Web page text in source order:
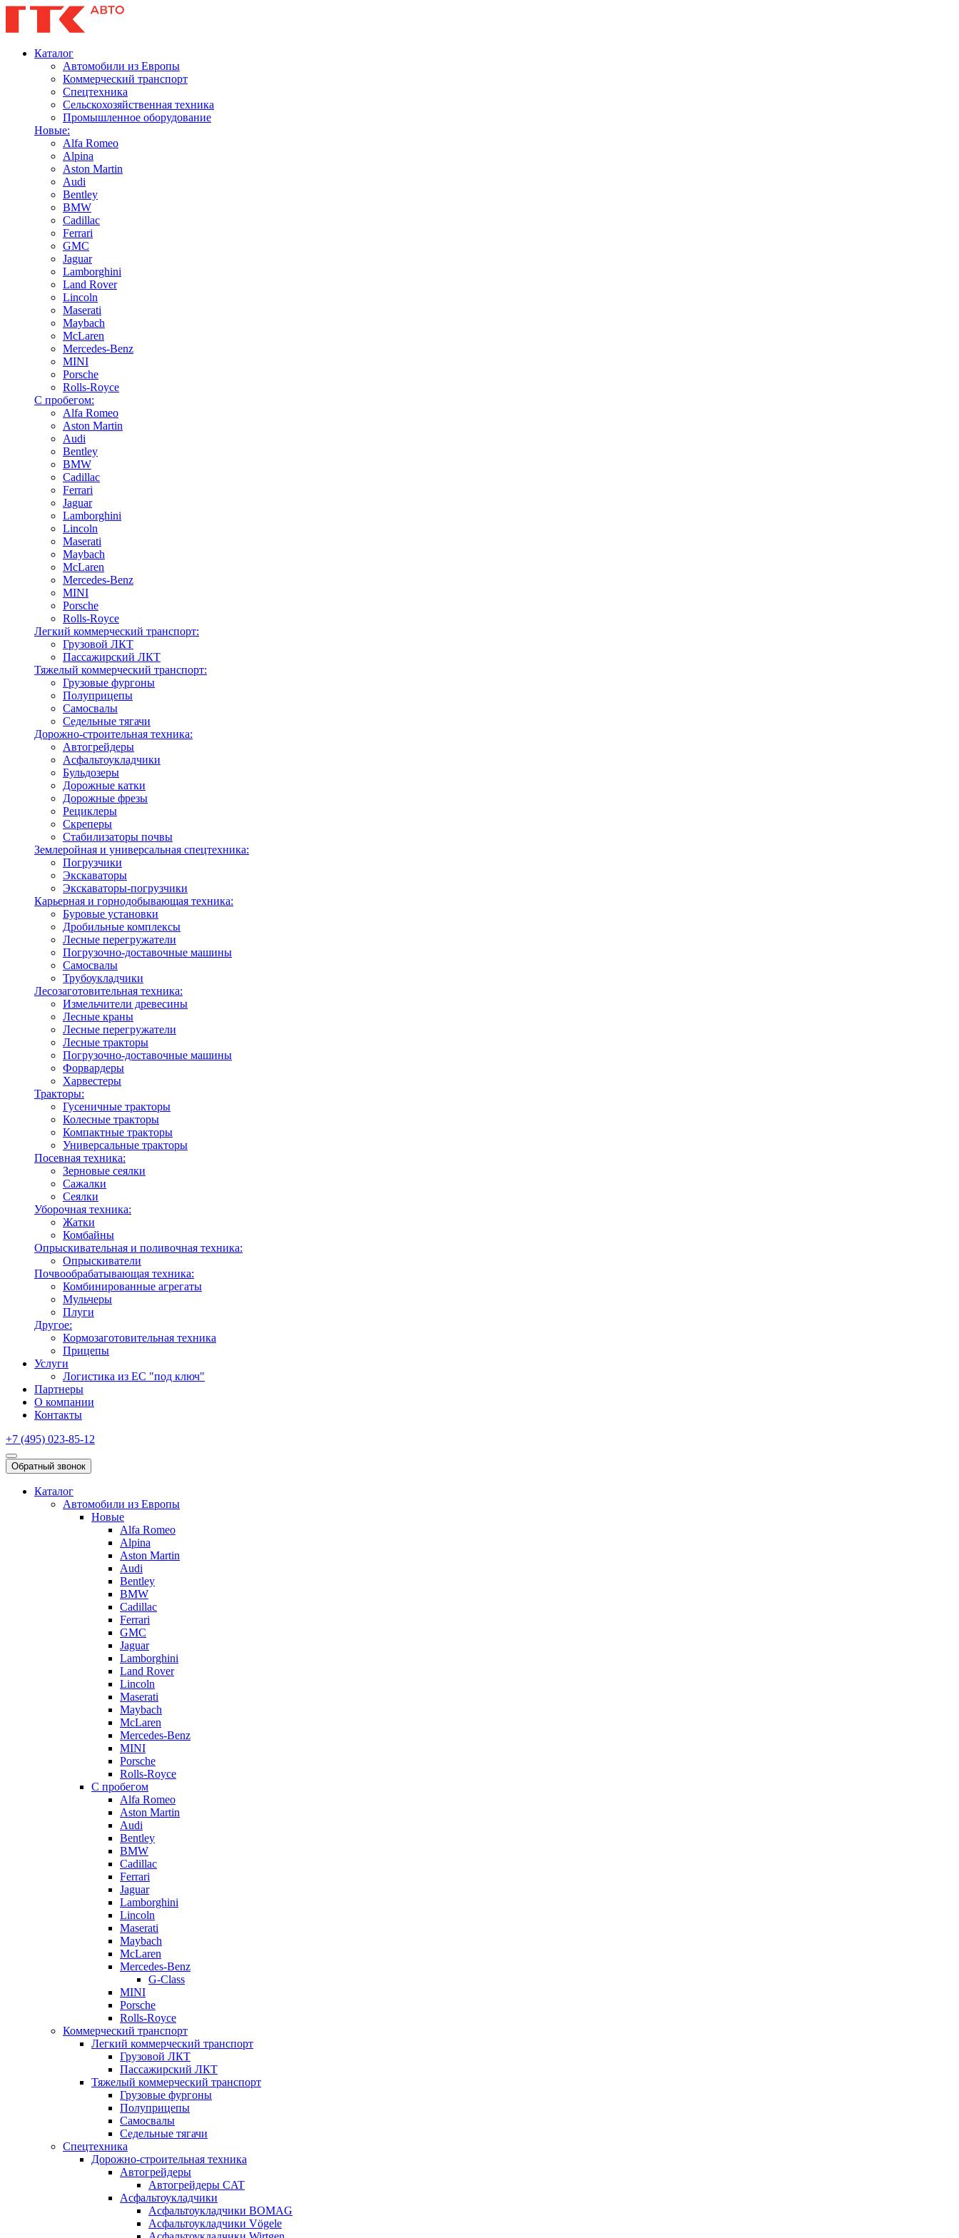
Каталог
Автомобили из Европы
Коммерческий транспорт
Спецтехника
Сельскохозяйственная техника
Промышленное оборудование
Новые:
Alfa Romeo
Alpina
Aston Martin
Audi
Bentley
BMW
Cadillac
Ferrari
GMC
Jaguar
Lamborghini
Land Rover
Lincoln
Maserati
Maybach
McLaren
Mercedes-Benz
MINI
Porsche
Rolls-Royce
С пробегом:
Alfa Romeo
Aston Martin
Audi
Bentley
BMW
Cadillac
Ferrari
Jaguar
Lamborghini
Lincoln
Maserati
Maybach
McLaren
Mercedes-Benz
MINI
Porsche
Rolls-Royce
Легкий коммерческий транспорт:
Грузовой ЛКТ
Пассажирский ЛКТ
Тяжелый коммерческий транспорт:
Грузовые фургоны
Полуприцепы
Самосвалы
Седельные тягачи
Дорожно-строительная техника:
Автогрейдеры
Асфальтоукладчики
Бульдозеры
Дорожные катки
Дорожные фрезы
Рециклеры
Скреперы
Стабилизаторы почвы
Землеройная и универсальная спецтехника:
Погрузчики
Экскаваторы
Экскаваторы-погрузчики
Карьерная и горнодобывающая техника:
Буровые установки
Дробильные комплексы
Лесные перегружатели
Погрузочно-доставочные машины
Самосвалы
Трубоукладчики
Лесозаготовительная техника:
Измельчители древесины
Лесные краны
Лесные перегружатели
Лесные тракторы
Погрузочно-доставочные машины
Форвардеры
Харвестеры
Тракторы:
Гусеничные тракторы
Колесные тракторы
Компактные тракторы
Универсальные тракторы
Посевная техника:
Зерновые сеялки
Сажалки
Сеялки
Уборочная техника:
Жатки
Комбайны
Опрыскивательная и поливочная техника:
Опрыскиватели
Почвообрабатывающая техника:
Комбинированные агрегаты
Мульчеры
Плуги
Другое:
Кормозаготовительная техника
Прицепы
Услуги
Логистика из ЕС "под ключ"
Партнеры
О компании
Контакты
+7 (495) 023-85-12
Обратный звонок
Каталог
Автомобили из Европы
Новые
Alfa Romeo
Alpina
Aston Martin
Audi
Bentley
BMW
Cadillac
Ferrari
GMC
Jaguar
Lamborghini
Land Rover
Lincoln
Maserati
Maybach
McLaren
Mercedes-Benz
MINI
Porsche
Rolls-Royce
С пробегом
Alfa Romeo
Aston Martin
Audi
Bentley
BMW
Cadillac
Ferrari
Jaguar
Lamborghini
Lincoln
Maserati
Maybach
McLaren
Mercedes-Benz
G-Class
MINI
Porsche
Rolls-Royce
Коммерческий транспорт
Легкий коммерческий транспорт
Грузовой ЛКТ
Пассажирский ЛКТ
Тяжелый коммерческий транспорт
Грузовые фургоны
Полуприцепы
Самосвалы
Седельные тягачи
Спецтехника
Дорожно-строительная техника
Автогрейдеры
Автогрейдеры CAT
Асфальтоукладчики
Асфальтоукладчики BOMAG
Асфальтоукладчики Vögele